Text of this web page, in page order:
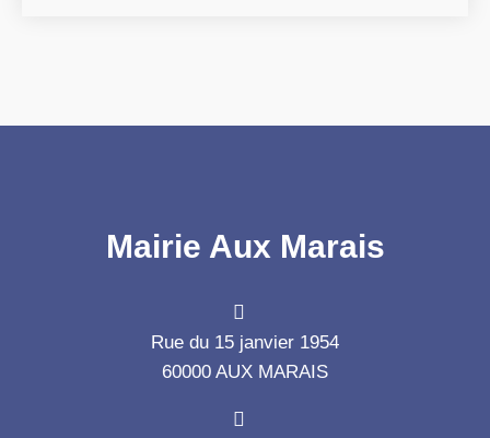
Mairie Aux Marais
Rue du 15 janvier 1954
60000 AUX MARAIS